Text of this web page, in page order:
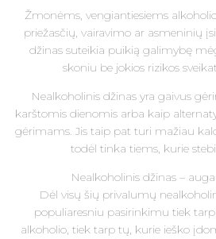
Žmonėms, vengiantiesiems
priežasčių, vairavimo ar asmeninių
džinas suteikia puikią galimybę
skoniu be jokios rizikos
Nealkoholinis džinas yra gaivus
karštomis dienomis arba kaip
gėrimams. Jis taip pat turi mažiau
todėl tinka tiems, kurie
Nealkoholinis džinas –
Dėl visų šių privalumų
populiaresniu pasirinkimu tiek
alkoholio, tiek tarp tų, kurie ieško